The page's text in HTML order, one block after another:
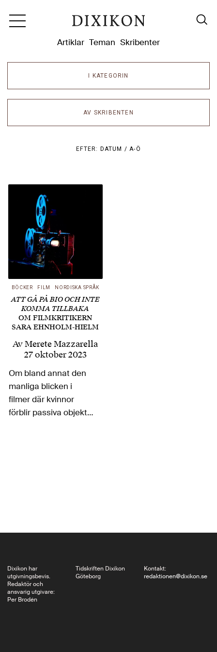
Artiklar Teman Skribenter
I KATEGORIN
AV SKRIBENTEN
EFTER: DATUM /A-Ö
BÖCKER FILM NORDISKA SPRÅK
ATT GÅ PÅ BIO OCH INTE
KOMMA TILLBAKA
OM FILMKRITIKERN
SARA EHNHOLM-HIELM
AvMerete Mazzarella
27 oktober 2023
Om bland annat den
manliga blicken i
filmer där kvinnor
förblir passiva objekt,
vara människor,
Dixikon har
utgivningsbevis.
Redaktör och
ansvarig utgivare:
Per Brodén
Tidskriften Dixikon
Göteborg
Kontakt:
redaktionen@dixikon.se